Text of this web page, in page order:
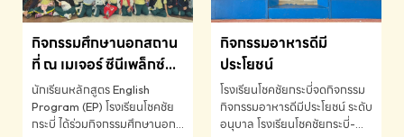
รางวัลรองชนะเลิศอันดับที่ 2
Mental Arithmetic
Competition K2 - ถ้วยรางวัล
รองชนะเลิศอันดับที่ 2 Mental
K2(Grop) โรงเรียนโชคชัยกระบี่-
สอบถามข้อมูลเพิ่มเติม โทร.
075-691910
กิจกรรมศึกษานอกสถาน
ที่ ณ เมเจอร์ ซีนีเพล็กซ์
ระดับประถมศึกษา (EP.1-
6)
นักเรียนหลักสูตร English
Program (EP) โรงเรียนโชคชัย
กระบี่ ได้ร่วมกิจกรรมศึกษานอก
กิจกรรมอาหารดีมี
ประโยชน์
โรงเรียนโชคชัยกระบี่จดกิจกรรม
กิจกรรมอาหารดีมีประโยชน์ ระดับ
อนุบาล โรงเรียนโชคชัยกระบี่-